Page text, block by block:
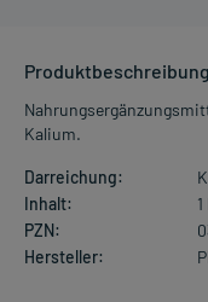
Produktbeschreibung
Kalium.
Darreichung:
Inhalt:
1
PZN:
Hersteller: